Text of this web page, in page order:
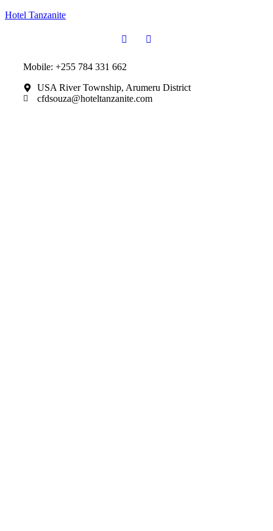
Hotel Tanzanite
Mobile: +255 784 331 662
USA River Township, Arumeru District
cfdsouza@hoteltanzanite.com